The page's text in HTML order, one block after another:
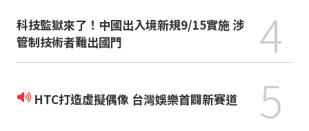
科技監獄來了！中國出入境新規9/15實施 涉
管制技術者難出國門
4
HTC打造虛擬偶像 台灣娛樂首闢新賽道 5